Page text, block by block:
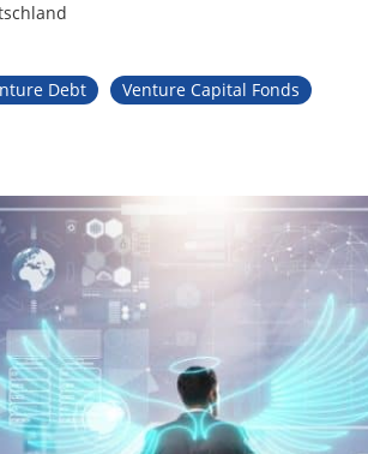
Debt
Venture Capital Fonds